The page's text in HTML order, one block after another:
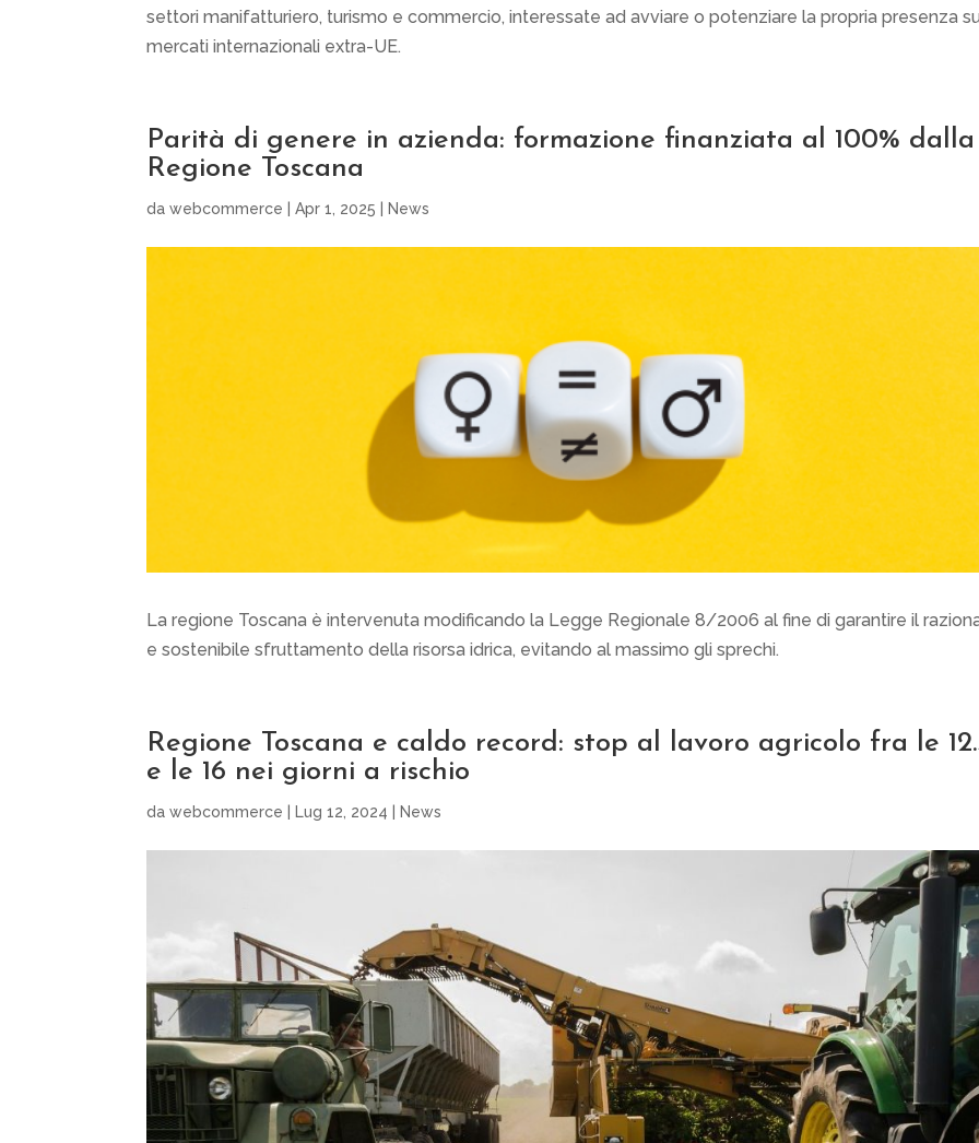
settori manifatturiero, turismo e commercio, interessate ad avviare o potenziare la propria presenza
mercati internazionali extra-UE.
Parità di genere in azienda: formazione finanziata al 100% dalla
Regione Toscana
dawebcommerce |Apr 1, 2025 News
La regione Toscana è intervenuta modificando la Legge Regionale 8/2006 al fine di garantire il
e sostenibile sfruttamento della risorsa idrica, evitando al massimo gli sprechi.
Regione Toscana e caldo record: stop al lavoro agricolo fra le
e le 16 nei giorni a rischio
dawebcommerce Lug 12, 2024 News